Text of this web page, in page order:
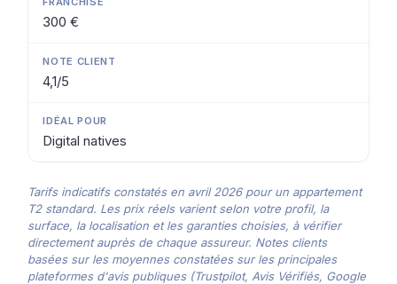
300 €
4,1/5
Digital natives
Tarifs indicatifs constatés en avril 2026 pour un appartement
T2 standard. Les prix réels varient selon votre profil, la
surface, la localisation et les garanties choisies, à vérifier
directement auprès de chaque assureur. Notes clients
basées sur les moyennes constatées sur les principales
plateformes d'avis publiques (Trustpilot, Avis Vérifiés, Google